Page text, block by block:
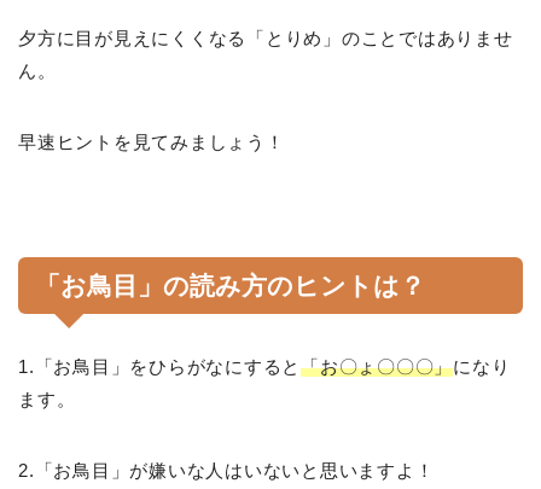
夕方に目が見えにくくなる「とりめ」のことではありませ
ん。
早速ヒントを見てみましょう！
「お鳥目」の読み方のヒントは？
1.「お鳥目」をひらがなにすると「お〇ょ〇〇〇」になり
ます。
2.「お鳥目」が嫌いな人はいないと思いますよ！